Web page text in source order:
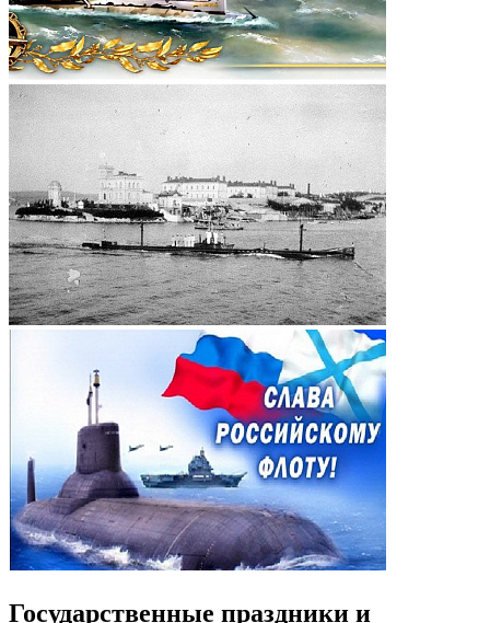
Государственные праздники и